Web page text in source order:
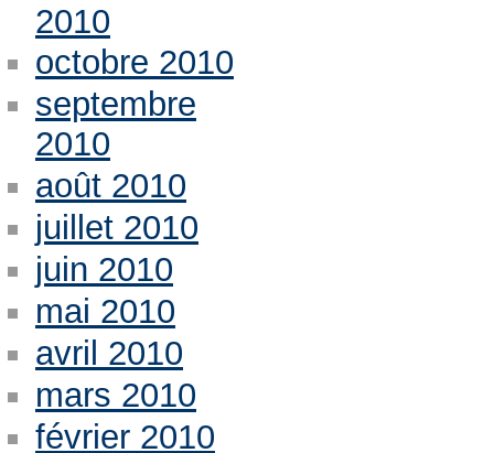
2010
octobre 2010
septembre
2010
août 2010
juillet 2010
juin 2010
mai 2010
avril 2010
mars 2010
février 2010